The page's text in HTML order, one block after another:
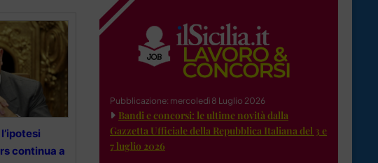
continua a
Pubblicazione: mercoledì 8 Luglio 2026
Bandi e concorsi: le ultime novità dalla
Gazzetta Ufficiale della Repubblica Italiana del 3 e
7 luglio 2026